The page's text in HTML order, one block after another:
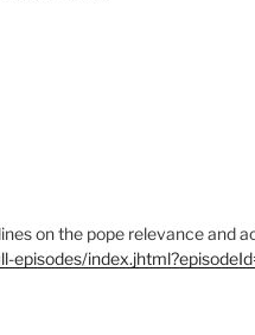
on the pope relevance and
episodes/